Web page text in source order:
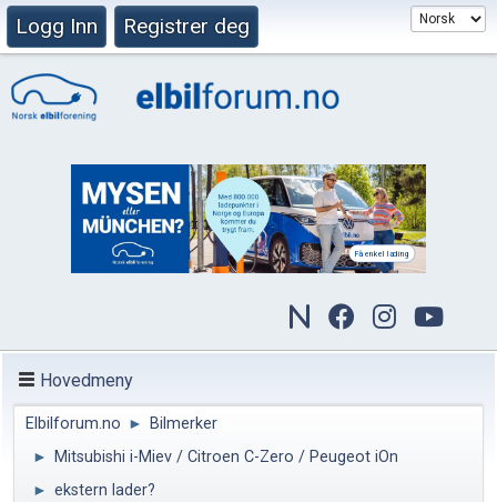
Logg Inn Registrer deg
Hovedmeny
Elbilforum.no ►
Bilmerker
►
Mitsubishi i-Miev / Citroen C-Zero / Peugeot iOn
► ekstern lader?